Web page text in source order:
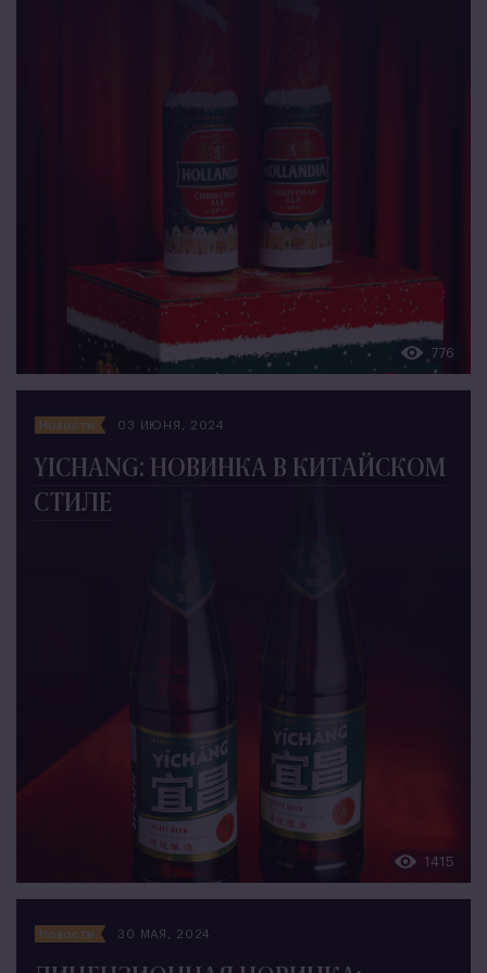
776
Новости 03 ИЮНЯ, 2024
YICHANG: НОВИНКА В КИТАЙСКОМ
СТИЛЕ
1415
Новости 30 МАЯ, 2024